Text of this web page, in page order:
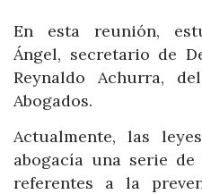
En esta reunión,
Ángel, secretario de
Reynaldo Achurra,
Abogados.
Actualmente, las
abogacía una serie
referentes a la